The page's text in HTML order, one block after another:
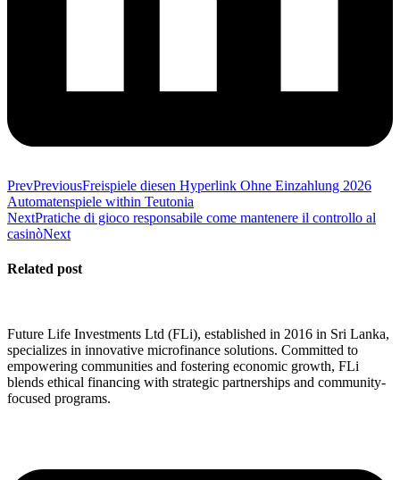
PrevPreviousFreispiele diesen Hyperlink Ohne Einzahlung 2026
Automatenspiele within Teutonia
NextPratiche di gioco responsabile come mantenere il controllo al
casinòNext
Related post
Future Life Investments Ltd (FLi), established in 2016 in Sri Lanka,
specializes in innovative microfinance solutions. Committed to
empowering communities and fostering economic growth, FLi
blends ethical financing with strategic partnerships and community-
focused programs.